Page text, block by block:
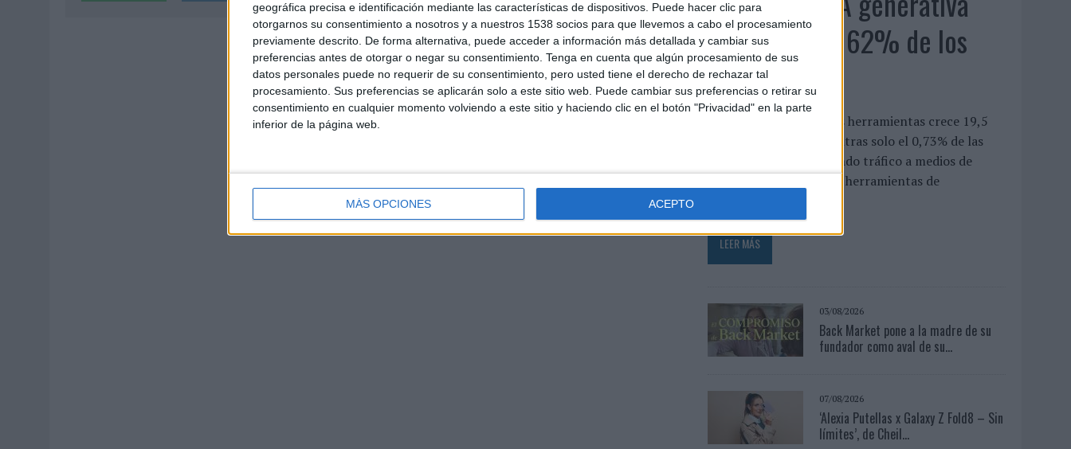
geográfica precisa e identificación mediante las características de dispositivos. Puede hacer clic para
otorgarnos su consentimiento a nosotros y a nuestros 1538 socios para que llevemos a cabo el procesamiento
previamente descrito. De forma alternativa, puede acceder a información más detallada y cambiar sus
preferencias antes de otorgar o negar su consentimiento. Tenga en cuenta que algún procesamiento de sus
datos personales puede no requerir de su consentimiento, pero usted tiene el derecho de rechazar tal
procesamiento. Sus preferencias se aplicarán solo a este sitio web. Puede cambiar sus preferencias o retirar su
consentimiento en cualquier momento volviendo a este sitio y haciendo clic en el botón "Privacidad" en la parte
inferior de la página web.
MÁS OPCIONES ACEPTO
alcanza ya al 62% de los
españoles
La penetración de estas herramientas crece 19,5
puntos en un año, mientras solo el 0,73% de las
consultas acaba derivando tráfico a medios de
comunicación El uso de herramientas de
LEER MÁS
03/08/2026
Back Market pone a la madre de su
fundador como aval de su...
07/08/2026
‘Alexia Putellas x Galaxy Z Fold8 – Sin
límites’, de Cheil...